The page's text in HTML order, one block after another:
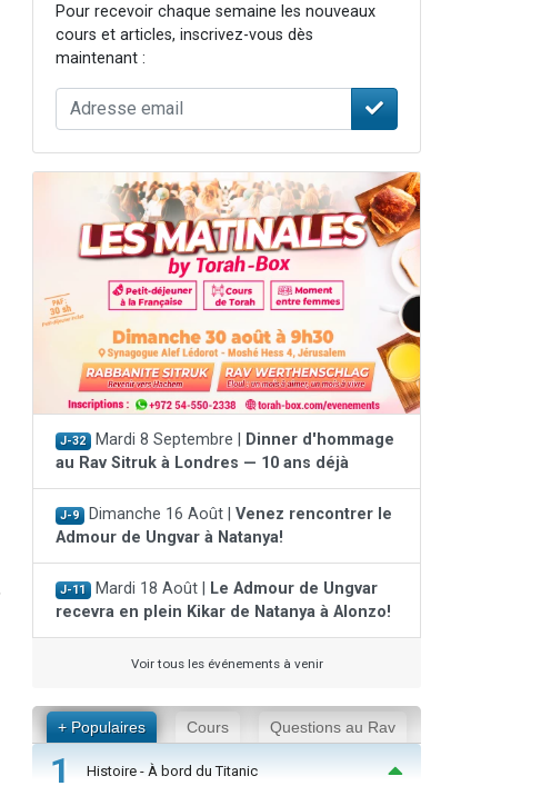
Pour recevoir chaque semaine les nouveaux
cours et articles, inscrivez-vous dès
maintenant :
J-32 Mardi 8 Septembre |
Dinner d'hommage
au Rav Sitruk à Londres — 10 ans déjà
J-9 Dimanche 16 Août | Venez rencontrer le
Admour de Ungvar à Natanya!
J-11 Mardi 18 Août |
Le Admour de Ungvar
recevra en plein Kikar de Natanya à Alonzo!
Voir tous les événements à venir
+ Populaires Cours Questions au Rav
1 Histoire - À bord du Titanic